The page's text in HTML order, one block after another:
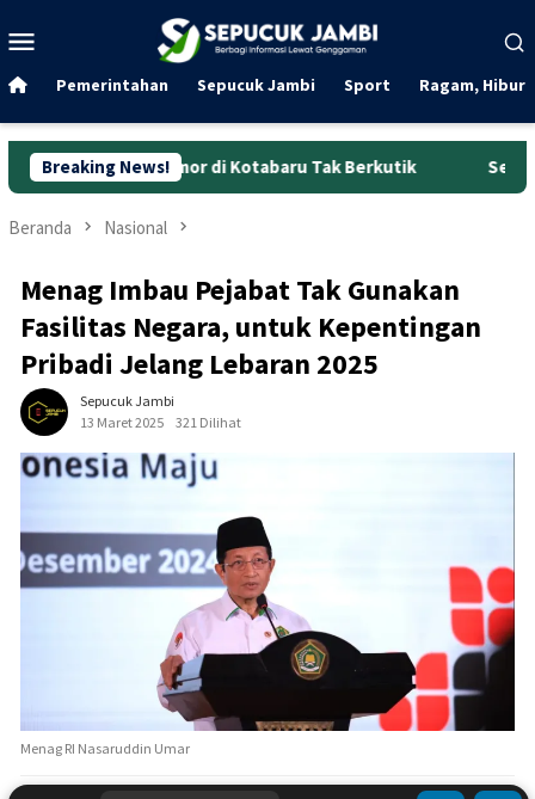
ke
Mobile
Pemerintahan Sepucuk Jambi Sport Ragam,
Breaking News!
di Kotabaru Tak Berkutik Sengketa Dirut
Beranda Nasional
Menag Imbau Pejabat Tak Gunakan
Fasilitas Negara, untuk Kepentingan
Pribadi Jelang Lebaran 2025
Sepucuk Jambi
13 Maret 2025
321 Dilihat
Menag RI Nasaruddin Umar